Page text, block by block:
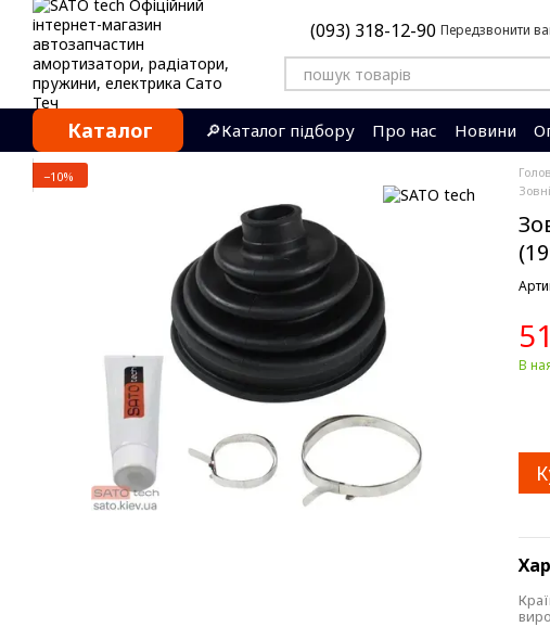
Перейти до основного контенту
(093) 318-12-90 Передзвонити
Каталог 🔎Каталог підбору Про нас Новини
Контактна інформація
Відгуки
−10%
В